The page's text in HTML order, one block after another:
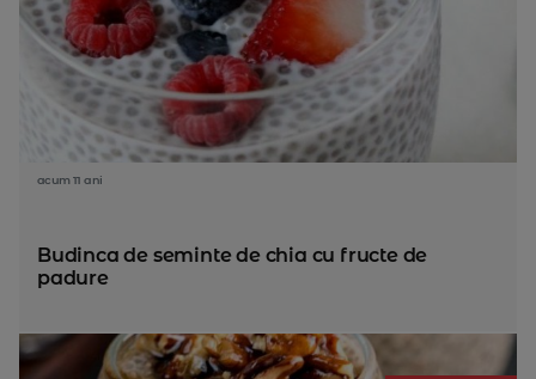
acum 11 ani
Budinca de seminte de chia cu fructe de
padure